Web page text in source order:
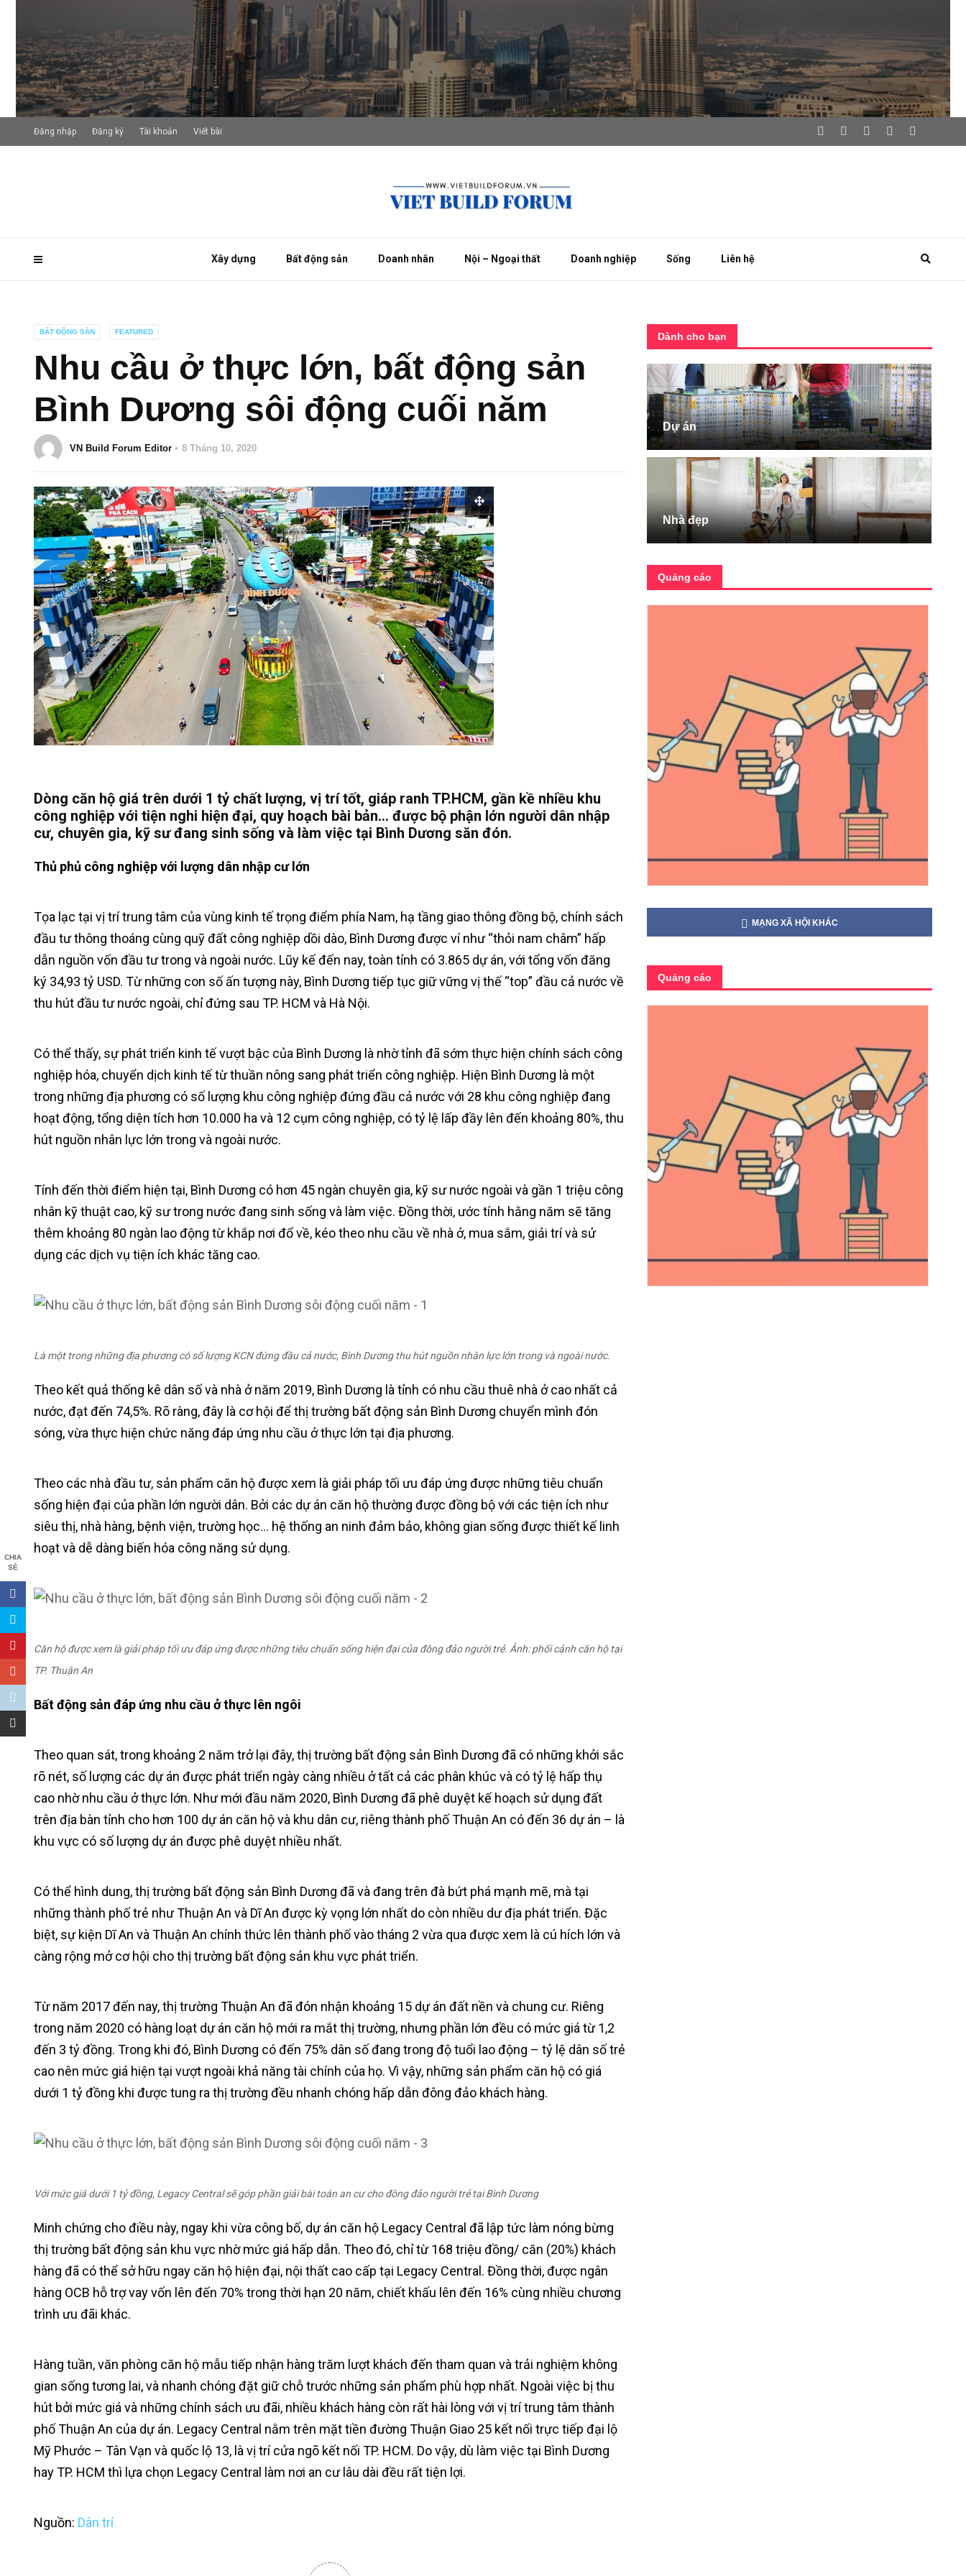
Xây dựng Bất động sản Doanh nhân Nội – Ngoại thất Doanh nghiệp Sống Liên hệ
Đăng nhập Đăng ký Tài khoản Viết bài
BẤT ĐỘNG SẢN FEATURED
Nhu cầu ở thực lớn, bất động sản
Bình Dương sôi động cuối năm
VN Build Forum Editor 8 Tháng 10, 2020
CHIA
SẺ
Dòng căn hộ giá trên dưới 1 tỷ chất lượng, vị trí tốt, giáp ranh TP.HCM, gần kề nhiều khu
công nghiệp với tiện nghi hiện đại, quy hoạch bài bản… được bộ phận lớn người dân nhập
cư, chuyên gia, kỹ sư đang sinh sống và làm việc tại Bình Dương săn đón.
Thủ phủ công nghiệp với lượng dân nhập cư lớn
Tọa lạc tại vị trí trung tâm của vùng kinh tế trọng điểm phía Nam, hạ tầng giao thông đồng bộ, chính sách
đầu tư thông thoáng cùng quỹ đất công nghiệp dồi dào, Bình Dương được ví như “thỏi nam châm” hấp
dẫn nguồn vốn đầu tư trong và ngoài nước. Lũy kế đến nay, toàn tỉnh có 3.865 dự án, với tổng vốn đăng
ký 34,93 tỷ USD. Từ những con số ấn tượng này, Bình Dương tiếp tục giữ vững vị thế “top” đầu cả nước về
thu hút đầu tư nước ngoài, chỉ đứng sau TP. HCM và Hà Nội.
Có thể thấy, sự phát triển kinh tế vượt bậc của Bình Dương là nhờ tỉnh đã sớm thực hiện chính sách công
nghiệp hóa, chuyển dịch kinh tế từ thuần nông sang phát triển công nghiệp. Hiện Bình Dương là một
trong những địa phương có số lượng khu công nghiệp đứng đầu cả nước với 28 khu công nghiệp đang
hoạt động, tổng diện tích hơn 10.000 ha và 12 cụm công nghiệp, có tỷ lệ lấp đầy lên đến khoảng 80%, thu
hút nguồn nhân lực lớn trong và ngoài nước.
Tính đến thời điểm hiện tại, Bình Dương có hơn 45 ngàn chuyên gia, kỹ sư nước ngoài và gần 1 triệu công
nhân kỹ thuật cao, kỹ sư trong nước đang sinh sống và làm việc. Đồng thời, ước tính hằng năm sẽ tăng
thêm khoảng 80 ngàn lao động từ khắp nơi đổ về, kéo theo nhu cầu về nhà ở, mua sắm, giải trí và sử
dụng các dịch vụ tiện ích khác tăng cao.
Là một trong những địa phương có số lượng KCN đứng đầu cả nước, Bình Dương thu hút nguồn nhân lực lớn trong và ngoài nước.
Theo kết quả thống kê dân số và nhà ở năm 2019, Bình Dương là tỉnh có nhu cầu thuê nhà ở cao nhất cả
nước, đạt đến 74,5%. Rõ ràng, đây là cơ hội để thị trường bất động sản Bình Dương chuyển mình đón
sóng, vừa thực hiện chức năng đáp ứng nhu cầu ở thực lớn tại địa phương.
Theo các nhà đầu tư, sản phẩm căn hộ được xem là giải pháp tối ưu đáp ứng được những tiêu chuẩn
sống hiện đại của phần lớn người dân. Bởi các dự án căn hộ thường được đồng bộ với các tiện ích như
siêu thị, nhà hàng, bệnh viện, trường học… hệ thống an ninh đảm bảo, không gian sống được thiết kế linh
hoạt và dễ dàng biến hóa công năng sử dụng.
Căn hộ được xem là giải pháp tối ưu đáp ứng được những tiêu chuẩn sống hiện đại của đông đảo người trẻ. Ảnh: phối cảnh căn hộ tại
TP. Thuận An
Bất động sản đáp ứng nhu cầu ở thực lên ngôi
Theo quan sát, trong khoảng 2 năm trở lại đây, thị trường bất động sản Bình Dương đã có những khởi sắc
rõ nét, số lượng các dự án được phát triển ngày càng nhiều ở tất cả các phân khúc và có tỷ lệ hấp thụ
cao nhờ nhu cầu ở thực lớn. Như mới đầu năm 2020, Bình Dương đã phê duyệt kế hoạch sử dụng đất
trên địa bàn tỉnh cho hơn 100 dự án căn hộ và khu dân cư, riêng thành phố Thuận An có đến 36 dự án – là
khu vực có số lượng dự án được phê duyệt nhiều nhất.
Có thể hình dung, thị trường bất động sản Bình Dương đã và đang trên đà bứt phá mạnh mẽ, mà tại
những thành phố trẻ như Thuận An và Dĩ An được kỳ vọng lớn nhất do còn nhiều dư địa phát triển. Đặc
biệt, sự kiện Dĩ An và Thuận An chính thức lên thành phố vào tháng 2 vừa qua được xem là cú hích lớn và
càng rộng mở cơ hội cho thị trường bất động sản khu vực phát triển.
Từ năm 2017 đến nay, thị trường Thuận An đã đón nhận khoảng 15 dự án đất nền và chung cư. Riêng
trong năm 2020 có hàng loạt dự án căn hộ mới ra mắt thị trường, nhưng phần lớn đều có mức giá từ 1,2
đến 3 tỷ đồng. Trong khi đó, Bình Dương có đến 75% dân số đang trong độ tuổi lao động – tỷ lệ dân số trẻ
cao nên mức giá hiện tại vượt ngoài khả năng tài chính của họ. Vì vậy, những sản phẩm căn hộ có giá
dưới 1 tỷ đồng khi được tung ra thị trường đều nhanh chóng hấp dẫn đông đảo khách hàng.
Với mức giá dưới 1 tỷ đồng, Legacy Central sẽ góp phần giải bài toán an cư cho đông đảo người trẻ tại Bình Dương
Minh chứng cho điều này, ngay khi vừa công bố, dự án căn hộ Legacy Central đã lập tức làm nóng bừng
thị trường bất động sản khu vực nhờ mức giá hấp dẫn. Theo đó, chỉ từ 168 triệu đồng/ căn (20%) khách
hàng đã có thể sở hữu ngay căn hộ hiện đại, nội thất cao cấp tại Legacy Central. Đồng thời, được ngân
hàng OCB hỗ trợ vay vốn lên đến 70% trong thời hạn 20 năm, chiết khấu lên đến 16% cùng nhiều chương
trình ưu đãi khác.
Hàng tuần, văn phòng căn hộ mẫu tiếp nhận hàng trăm lượt khách đến tham quan và trải nghiệm không
gian sống tương lai, và nhanh chóng đặt giữ chỗ trước những sản phẩm phù hợp nhất. Ngoài việc bị thu
hút bởi mức giá và những chính sách ưu đãi, nhiều khách hàng còn rất hài lòng với vị trí trung tâm thành
phố Thuận An của dự án. Legacy Central nằm trên mặt tiền đường Thuận Giao 25 kết nối trực tiếp đại lộ
Mỹ Phước – Tân Vạn và quốc lộ 13, là vị trí cửa ngõ kết nối TP. HCM. Do vậy, dù làm việc tại Bình Dương
hay TP. HCM thì lựa chọn Legacy Central làm nơi an cư lâu dài đều rất tiện lợi.
Nguồn: Dân trí
Dành cho bạn
Dự án
Nhà đẹp
Quảng cáo
MẠNG XÃ HỘI KHÁC
Quảng cáo